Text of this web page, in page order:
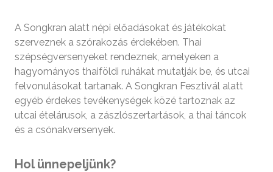
A Songkran alatt népi előadásokat és játékokat
szerveznek a szórakozás érdekében. Thai
szépségversenyeket rendeznek, amelyeken a
hagyományos thaiföldi ruhákat mutatják be, és utcai
felvonulásokat tartanak. A Songkran Fesztivál alatt
egyéb érdekes tevékenységek közé tartoznak az
utcai ételárusok, a zászlószertartások, a thai táncok
és a csónakversenyek.
Hol ünnepeljünk?